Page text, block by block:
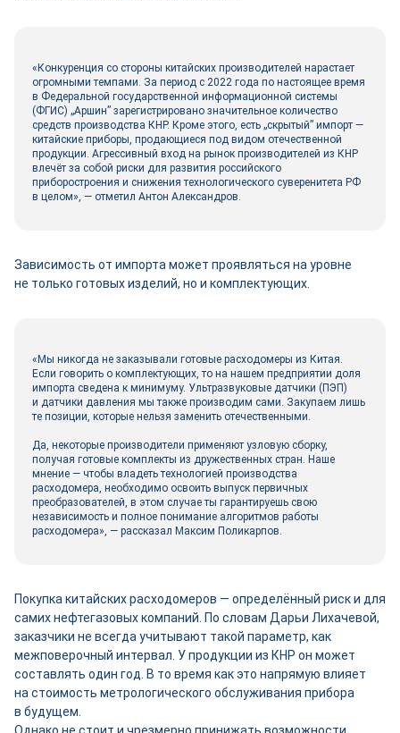
«Конкуренция со стороны китайских производителей нарастает
огромными темпами. За период с 2022 года по настоящее время
в Федеральной государственной информационной системы
(ФГИС) „Аршин” зарегистрировано значительное количество
средств производства КНР. Кроме этого, есть „скрытый” импорт —
китайские приборы, продающиеся под видом отечественной
продукции. Агрессивный вход на рынок производителей из КНР
влечёт за собой риски для развития российского
приборостроения и снижения технологического суверенитета РФ
в целом», ― отметил Антон Александров.
Зависимость от импорта может проявляться на уровне
не только готовых изделий, но и комплектующих.
«Мы никогда не заказывали готовые расходомеры из Китая.
Если говорить о комплектующих, то на нашем предприятии доля
импорта сведена к минимуму. Ультразвуковые датчики (ПЭП)
и датчики давления мы также производим сами. Закупаем лишь
те позиции, которые нельзя заменить отечественными.
Да, некоторые производители применяют узловую сборку,
получая готовые комплекты из дружественных стран. Наше
мнение — чтобы владеть технологией производства
расходомера, необходимо освоить выпуск первичных
преобразователей, в этом случае ты гарантируешь свою
независимость и полное понимание алгоритмов работы
расходомера», ― рассказал Максим Поликарпов.
Покупка китайских расходомеров ― определённый риск и для
самих нефтегазовых компаний. По словам Дарьи Лихачевой,
заказчики не всегда учитывают такой параметр, как
межповерочный интервал. У продукции из КНР он может
составлять один год. В то время как это напрямую влияет
на стоимость метрологического обслуживания прибора
в будущем.